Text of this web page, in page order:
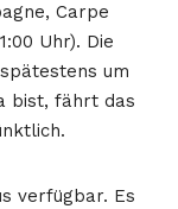
Carpe
Uhr). Die
um
bist, fährt das
verfügbar. Es